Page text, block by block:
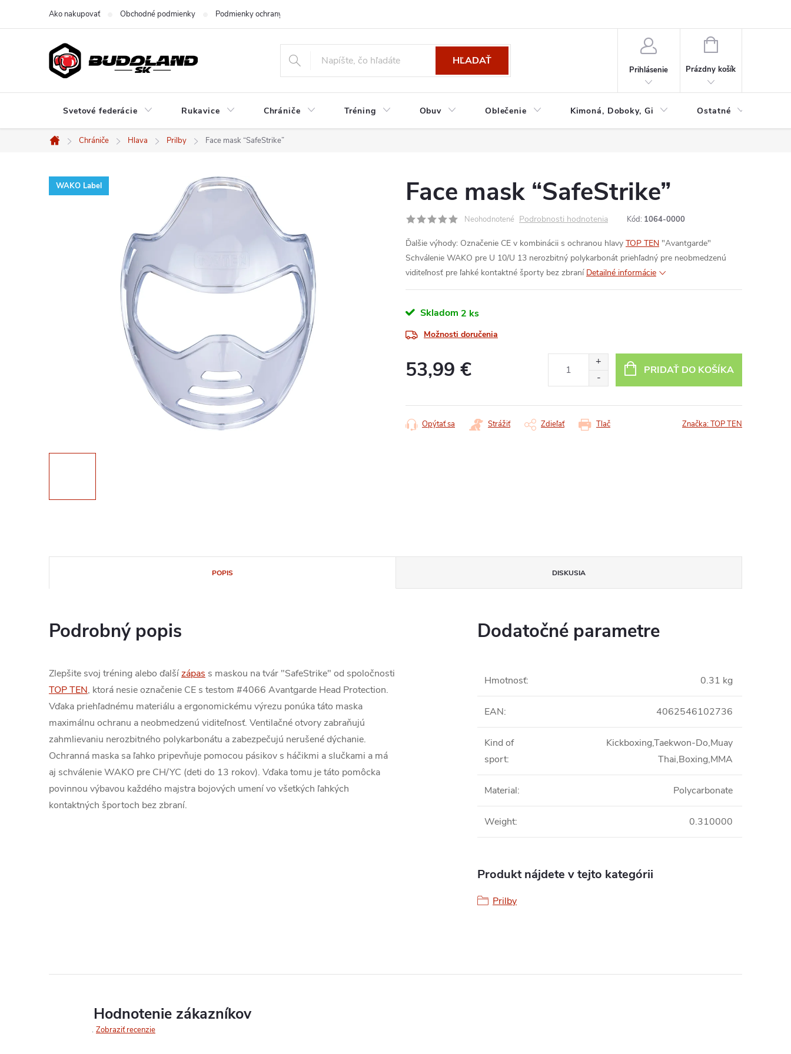
Ako nakupovať Obchodné podmienky Podmienky ochrany osobných údajov
HĽADAŤ
Prihlásenie
NÁKUPNÝ
Prázdny košík
Svetové federácie Rukavice Chrániče Tréning Obuv Oblečenie Kimoná, Doboky, Gi Ostatné
Domov
Chrániče Hlava Prilby Face mask “SafeStrike”
WAKO Label Face mask “SafeStrike”
Neohodnotené Podrobnosti hodnotenia Kód: 1064-0000
Ďalšie výhody: Označenie CE v kombinácii s ochranou hlavy TOP TEN "Avantgarde"
Schválenie WAKO pre U 10/U 13 nerozbitný polykarbonát priehľadný pre neobmedzenú
viditeľnosť pre ľahké kontaktné športy bez zbraní Detailné informácie
Skladom 2 ks
Možnosti doručenia
53,99 € PRIDAŤ DO KOŠÍKA
Tlač
Opýtať sa Strážiť Zdieľať Značka:TOP TEN
POPIS DISKUSIA
Podrobný popis
Zlepšite svoj tréning alebo ďalšízápas s maskou na tvár "SafeStrike" od spoločnosti
TOP TEN, ktorá nesie označenie CE s testom #4066 Avantgarde Head Protection.
Vďaka priehľadnému materiálu a ergonomickému výrezu ponúka táto maska
maximálnu ochranu a neobmedzenú viditeľnosť. Ventilačné otvory zabraňujú
zahmlievaniu nerozbitného polykarbonátu a zabezpečujú nerušené dýchanie.
Ochranná maska sa ľahko pripevňuje pomocou pásikov s háčikmi a slučkami a má
aj schválenie WAKO pre CH/YC (deti do 13 rokov). Vďaka tomu je táto pomôcka
povinnou výbavou každého majstra bojových umení vo všetkých ľahkých
kontaktných športoch bez zbraní.
Dodatočné parametre
Hmotnosť: 0.31 kg
EAN: 4062546102736
Kind of
sport:
Kickboxing,Taekwon-Do,Muay
Thai,Boxing,MMA
Material: Polycarbonate
Weight: 0.310000
Produkt nájdete v tejto kategórii
Prilby
Hodnotenie zákazníkov
Zobraziť recenzie